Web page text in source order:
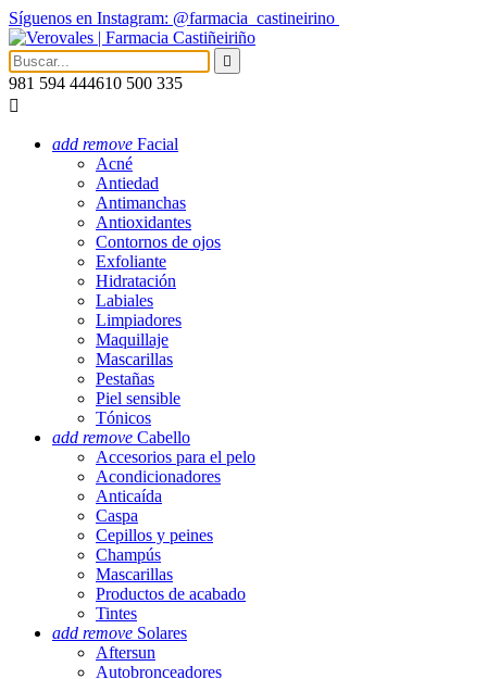
Síguenos en Instagram: @farmacia_castineirino

981 594 444610 500 335

add remove Facial
Acné
Antiedad
Antimanchas
Antioxidantes
Contornos de ojos
Exfoliante
Hidratación
Labiales
Limpiadores
Maquillaje
Mascarillas
Pestañas
Piel sensible
Tónicos
add remove Cabello
Accesorios para el pelo
Acondicionadores
Anticaída
Caspa
Cepillos y peines
Champús
Mascarillas
Productos de acabado
Tintes
add remove Solares
Aftersun
Autobronceadores